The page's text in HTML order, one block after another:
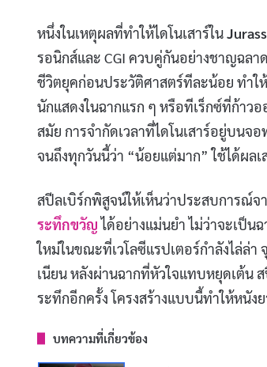
หนึ่งในเหตุผลที่ทำให้ไดโนเสาร์ใน
รอนิกส์และ CGI ควบคู่กันอย่างชาญฉลา
ชีวิตยุคก่อนประวัติศาสตร์ทีละน้อย ทำใ
นักแสดงในฉากแรก ๆ หรือทีเร็กซ์ที่ก้าว
สมัย การจำกัดเวลาที่ไดโนเสาร์อยู่บน
จนถึงทุกวันนี้ว่า “น้อยแต่มาก” ใช้ได้ผลเ
สปีลเบิร์กพิสูจน์ให้เห็นว่าประสบการณ์จ
ระทึกขวัญได้อย่างแม่นยำ ไม่ว่าจะเป็น
ใหม่ในขณะที่เวโลซีแรปเตอร์กำลังไล่ล่
เนียน หลังผ่านฉากที่หัวใจแทบหยุดเต้น
ระทึกอีกครั้ง โครงสร้างแบบนี้ทำให้หนัง
บทความที่เกี่ยวข้อง